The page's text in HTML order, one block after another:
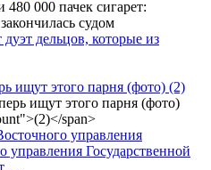
дельцов, которые из
ищут этого парня (фото) (2)
управления
управления Государственной